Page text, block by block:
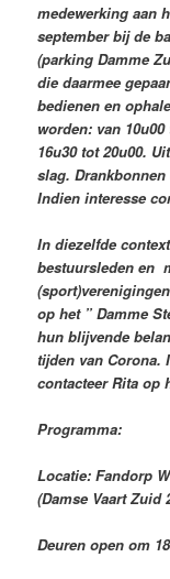
medewerking aan
september bij de
(parking Damme
die daarmee
bedienen en
worden: van
16u30 tot 20u00.
slag.
Indien interesse
In diezelfde
bestuursleden en
op het ” Damme
hun blijvende
tijden van Corona.
contacteer Rita op
Programma:
Locatie: Fandorp
(Damse Vaart Zuid
Deuren open om